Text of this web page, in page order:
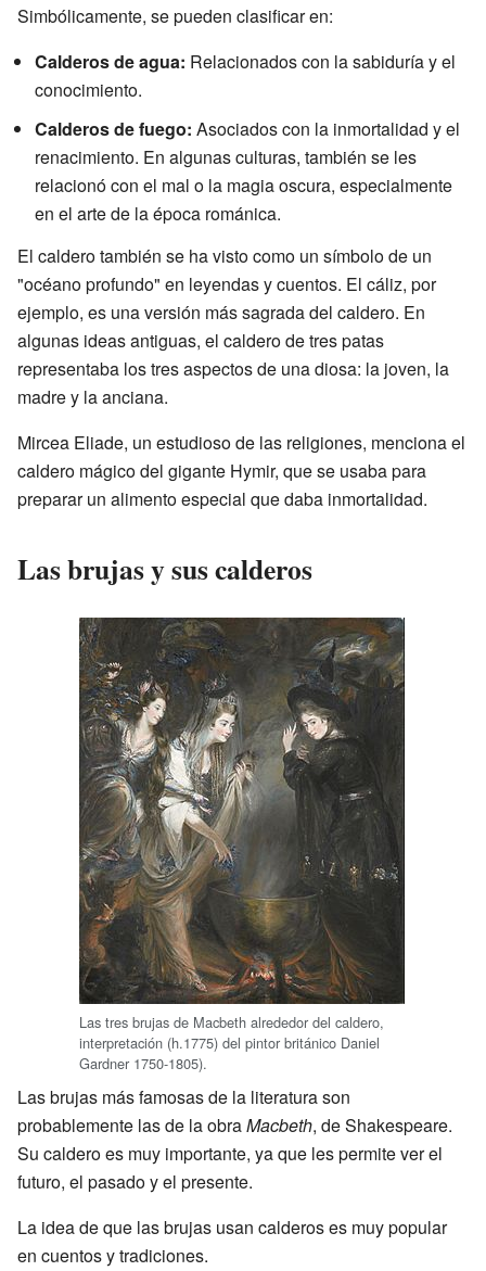
Simbólicamente, se pueden clasificar en:
Calderos de agua: Relacionados con la sabiduría y el
conocimiento.
Calderos de fuego: Asociados con la inmortalidad y el
renacimiento. En algunas culturas, también se les
relacionó con el mal o la magia oscura, especialmente
en el arte de la época románica.
El caldero también se ha visto como un símbolo de un
"océano profundo" en leyendas y cuentos. El cáliz, por
ejemplo, es una versión más sagrada del caldero. En
algunas ideas antiguas, el caldero de tres patas
representaba los tres aspectos de una diosa: la joven, la
madre y la anciana.
Mircea Eliade, un estudioso de las religiones, menciona el
caldero mágico del gigante Hymir, que se usaba para
preparar un alimento especial que daba inmortalidad.
Las brujas y sus calderos
Las tres brujas de Macbeth alrededor del caldero,
interpretación (h.1775) del pintor británico Daniel
Gardner 1750-1805).
Las brujas más famosas de la literatura son
probablemente las de la obraMacbeth, de Shakespeare.
Su caldero es muy importante, ya que les permite ver el
futuro, el pasado y el presente.
La idea de que las brujas usan calderos es muy popular
en cuentos y tradiciones.